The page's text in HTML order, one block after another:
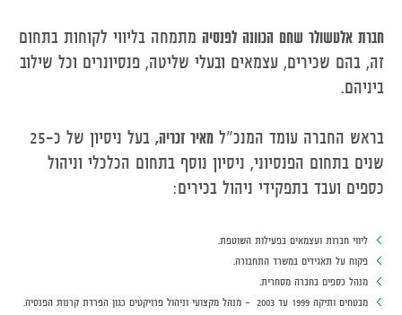
חברת אלטשולר שחם הכוונה לפנסיה מתמחה בליווי לקוחות בתחום
זה, בהם שכירים, עצמאים ובעלי שליטה, פנסיונרים וכל שילוב
ביניהם.
בראש החברה עומד המנכ"ל מאיר זכריה,
בעל ניסיון של כ-25
שנים בתחום הפנסיוני, ניסיון נוסף בתחום הכלכלי וניהול
כספים ועבד בתפקידי ניהול בכירים:
ליווי חברות ועצמאים בפעילות השוטפת.
פקוח על תאגידים במשרד התחבורה.
מנהל כספים בחברה מסחרית.
מבטחים ותיקה 1999 עד 2003 - מנהל מקצועי וניהול פרויקטים כגון הפרדת קרנות הפנסיה.